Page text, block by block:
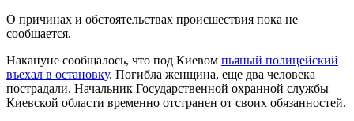
О причинах и обстоятельствах происшествия пока не
сообщается.
Накануне сообщалось, что под Киевом пьяный полицейский
въехал в остановку. Погибла женщина, еще два человека
пострадали. Начальник Государственной охранной службы
Киевской области временно отстранен от своих обязанностей.